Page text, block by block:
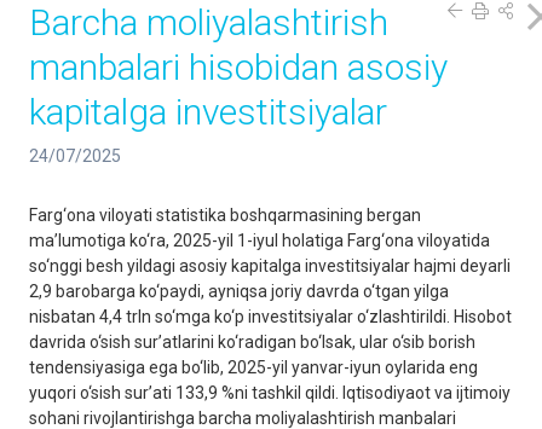
Barcha moliyalashtirish
manbalari hisobidan asosiy
kapitalga investitsiyalar
24/07/2025
Farg‘ona viloyati statistika boshqarmasining bergan
ma’lumotiga ko‘ra, 2025-yil 1-iyul holatiga Farg‘ona viloyatida
so‘nggi besh yildagi asosiy kapitalga investitsiyalar hajmi deyarli
2,9 barobarga ko‘paydi, ayniqsa joriy davrda o‘tgan yilga
nisbatan 4,4 trln so‘mga ko‘p investitsiyalar o‘zlashtirildi. Hisobot
davrida o‘sish sur’atlarini ko‘radigan bo‘lsak, ular o‘sib borish
tendensiyasiga ega bo‘lib, 2025-yil yanvar-iyun oylarida eng
yuqori o‘sish sur’ati 133,9 %ni tashkil qildi. Iqtisodiyaot va ijtimoiy
sohani rivojlantirishga barcha moliyalashtirish manbalari